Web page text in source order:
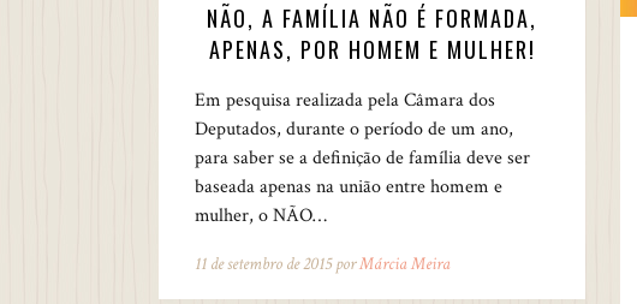
NÃO, A FAMÍLIA NÃO É FORMADA,
APENAS, POR HOMEM E MULHER!
Em pesquisa realizada pela Câmara dos
Deputados, durante o período de um ano,
para saber se a definição de família deve ser
baseada apenas na união entre homem e
mulher, o NÃO…
11 de setembro de 2015 porMárcia Meira